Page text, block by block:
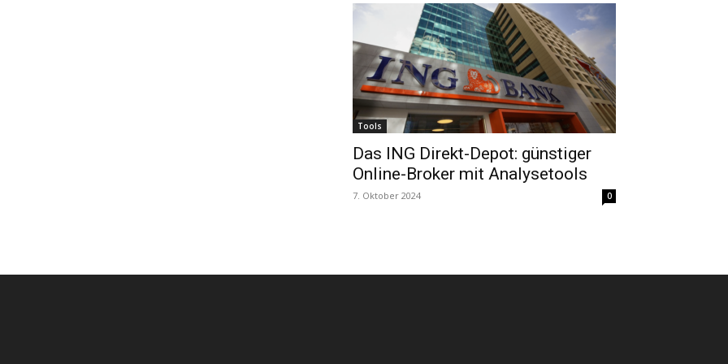
Tools
Das ING Direkt-Depot: günstiger
Online-Broker mit Analysetools
7. Oktober 2024 0